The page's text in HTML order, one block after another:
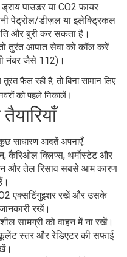
पाउडर या CO2 फायर
पेट्रोल/डीज़ल या इलेक्ट्रिकल
और बुरी कर सकता है।
तुरंत आपात सेवा को कॉल करें
नंबर जैसे 112)।
फैल रही है, तो बिना सामान लिए
को पहले निकालें।
साधारण आदतें अपनाएँ:
कैरिओल क्लिप्स, थर्मोस्टेट और
और तेल रिसाव सबसे आम कारण
एक्सटिंगुइशर रखें और उसके
रखें।
सामग्री को वाहन में ना रखें।
स्तर और रेडिएटर की सफाई